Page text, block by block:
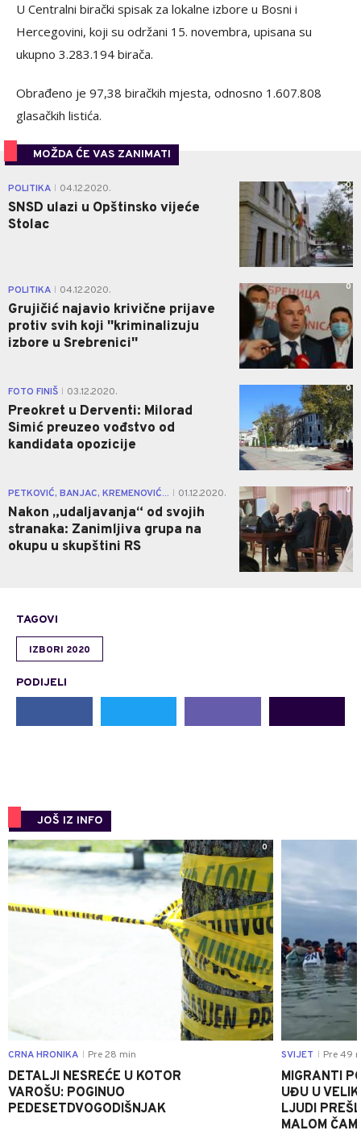
U Centralni birački spisak za lokalne izbore u Bosni i
Hercegovini, koji su održani 15. novembra, upisana su
ukupno 3.283.194 birača.
Obrađeno je 97,38 biračkih mjesta, odnosno 1.607.808
glasačkih listića.
MOŽDA ĆE VAS ZANIMATI
POLITIKA 04.12.2020.
SNSD ulazi u Opštinsko vijeće
Stolac
0
POLITIKA 04.12.2020.
Grujičić najavio krivične prijave
protiv svih koji ''kriminalizuju
izbore u Srebrenici''
0
FOTO FINIŠ 03.12.2020.
Preokret u Derventi: Milorad
Simić preuzeo vođstvo od
kandidata opozicije
0
PETKOVIĆ, BANJAC, KREMENOVIĆ... 01.12.2020.
Nakon „udaljavanja“ od svojih
stranaka: Zanimljiva grupa na
okupu u skupštini RS
0
TAGOVI
IZBORI 2020
PODIJELI
JOŠ IZ INFO
0
CRNA HRONIKA Pre 28 min
DETALJI NESREĆE U KOTOR
VAROŠU: POGINUO
PEDESETDVOGODIŠNJAK
SVIJET Pre 49
MIGRANTI
UĐU U
LJUDI
MALOM